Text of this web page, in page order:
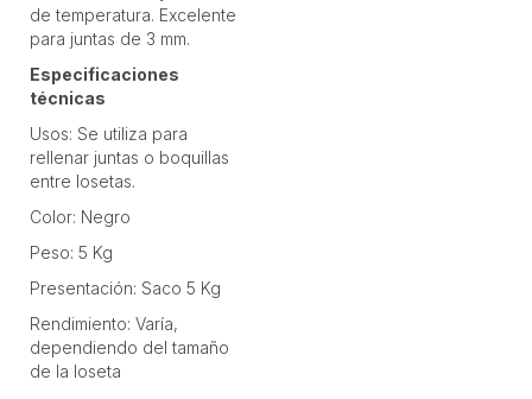
de temperatura. Excelente
para juntas de 3 mm.
Especificaciones
técnicas
Usos: Se utiliza para
rellenar juntas o boquillas
entre losetas.
Color: Negro
Peso: 5 Kg
Presentación: Saco 5 Kg
Rendimiento: Varía,
dependiendo del tamaño
de la loseta